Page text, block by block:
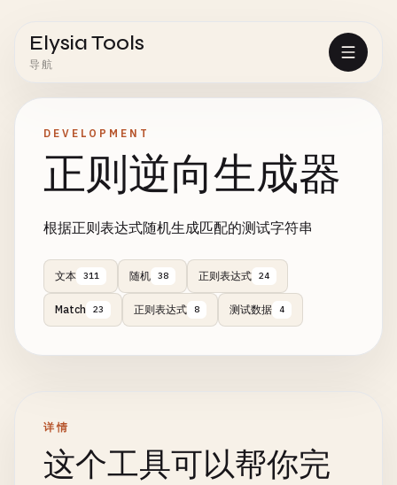
Elysia Tools
导航
DEVELOPMENT
正则逆向生成器
根据正则表达式随机生成匹配的测试字符串
文本 311 随机 38 正则表达式 24
Match 23 正则表达式 8 测试数据 4
详情
这个工具可以帮你完